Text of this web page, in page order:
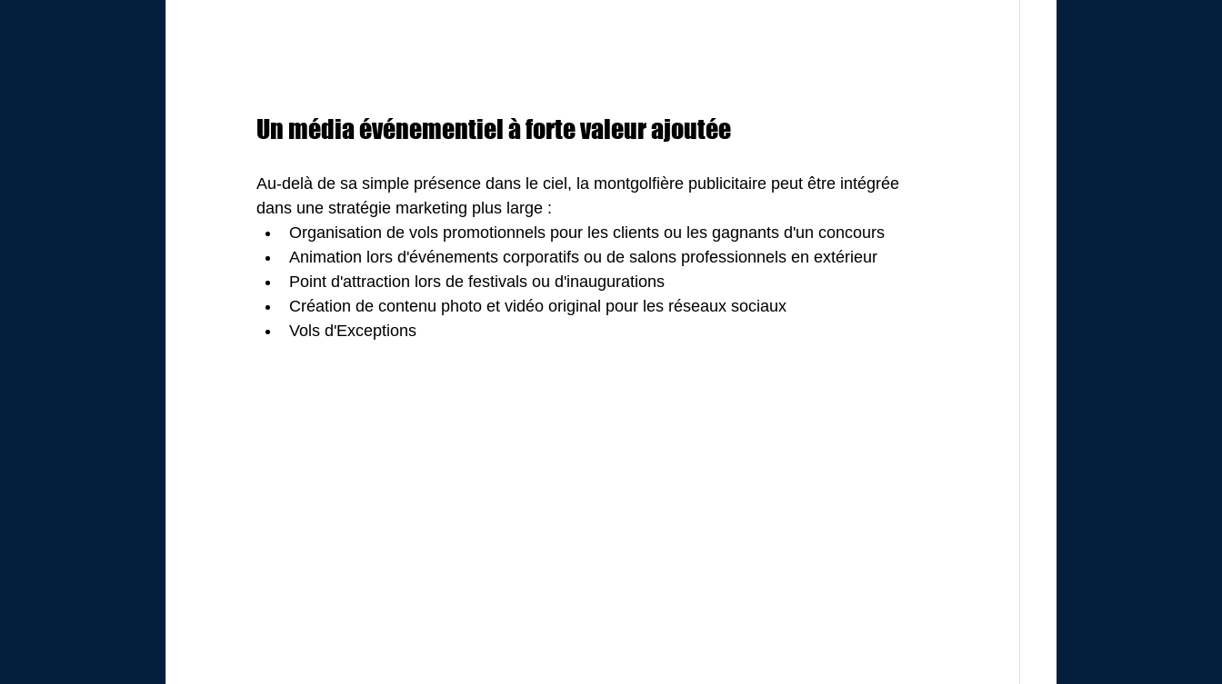
Un média événementiel à forte valeur ajoutée
Au-delà de sa simple présence dans le ciel, la montgolfière publicitaire peut être intégrée
dans une stratégie marketing plus large :
Organisation de vols promotionnels pour les clients ou les gagnants d'un concours
Animation lors d'événements corporatifs ou de salons professionnels en extérieur
Point d'attraction lors de festivals ou d'inaugurations
Création de contenu photo et vidéo original pour les réseaux sociaux
Vols d'Exceptions